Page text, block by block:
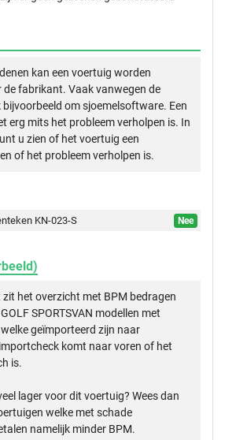
kan een voertuig worden
fabrikant. Vaak vanwegen de
om sjoemelsoftware. Een
erg mits het probleem verholpen is. In
u zien of het voertuig een
of het probleem verholpen is.
KN-023-S
Nee
het overzicht met BPM bedragen
SPORTSVAN modellen met
geïmporteerd zijn naar
komt naar voren of het
is.
lager voor dit voertuig? Wees dan
welke met schade
namelijk minder BPM.